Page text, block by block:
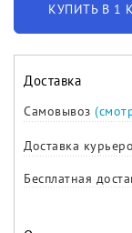
КУПИТЬ В 1
Доставка
Самовывоз
Доставка
Бесплатная